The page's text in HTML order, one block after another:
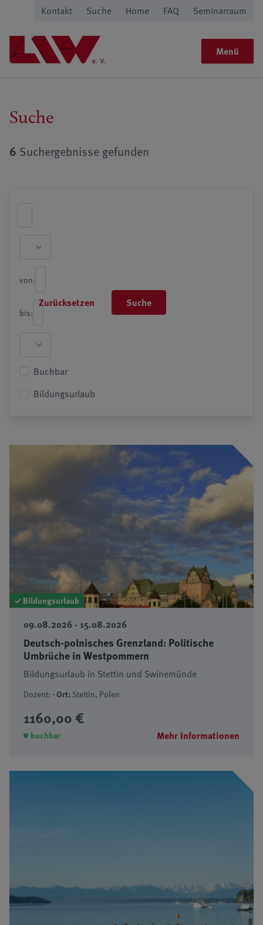
Kontakt Suche Home FAQ Seminarraum
Menü
Suche
6 Suchergebnisse gefunden
von:
bis:
Buchbar
Bildungsurlaub
Zurücksetzen Suche
✓ Bildungsurlaub
09.08.2026 - 15.08.2026
Deutsch-polnisches Grenzland: Politische
Umbrüche in Westpommern
Bildungsurlaub in Stettin und Swinemünde
Dozent: ·Ort: Stettin, Polen
1160,00 €
buchbar Mehr Informationen